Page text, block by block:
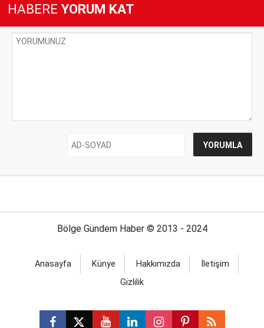
HABERE YORUM KAT
Bölge Gündem Haber © 2013 - 2024
Anasayfa Künye Hakkımızda
İletişim
Gizlilik